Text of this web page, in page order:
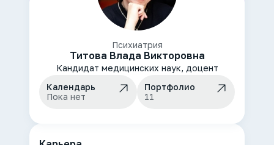
Психиатрия
Титова Влада Викторовна
Кандидат медицинских наук, доцент
Календарь
Пока нет
Портфолио
11